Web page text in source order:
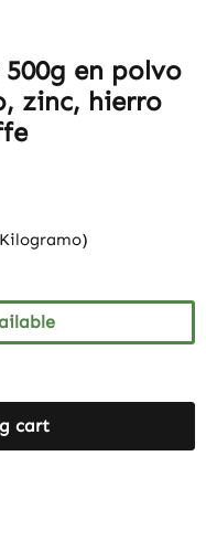
en polvo
zinc, hierro
cart